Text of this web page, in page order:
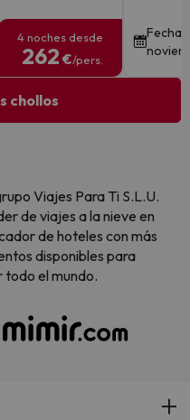
4 noches desde
262 €/pers.
chollos
Viajes Para Ti S.L.U.
de viajes a la nieve en
de hoteles con más
disponibles para
el mundo.